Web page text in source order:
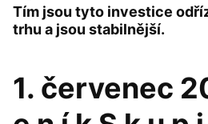
Tím jsou tyto investice
trhu a jsou stabilnější.
1. červenec